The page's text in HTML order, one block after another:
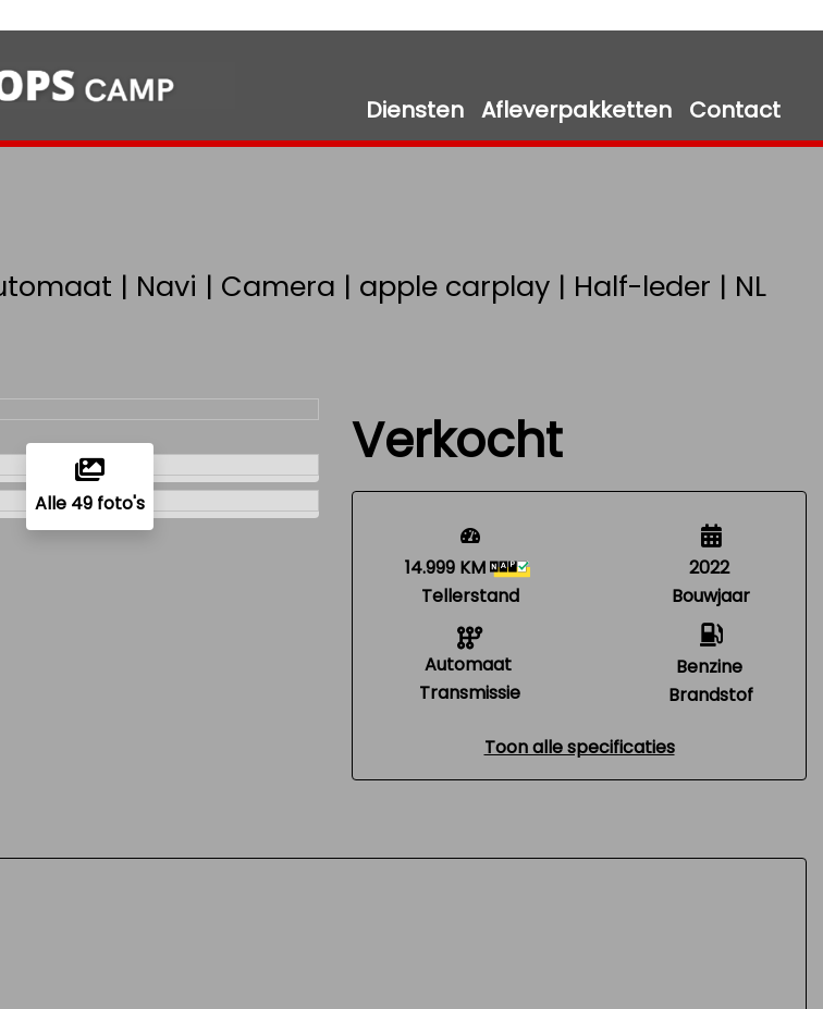
Diensten Afleverpakketten Contact
| Navi | Camera | apple carplay | Half-leder | NL
Alle 49 foto's
Verkocht
14.999 KM
Tellerstand
Automaat
Transmissie
2022
Bouwjaar
Benzine
Brandstof
Toon alle specificaties